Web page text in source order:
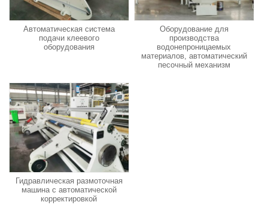
Автоматическая система
подачи клеевого
оборудования
Оборудование для
производства
водонепроницаемых
материалов, автоматический
песочный механизм
Гидравлическая размоточная
машина с автоматической
корректировкой